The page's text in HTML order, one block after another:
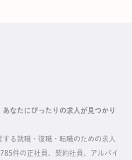
なたにぴったりの求人が見つかり
る就職・復職・転職のための求人
件の正社員、契約社員、アルバイ